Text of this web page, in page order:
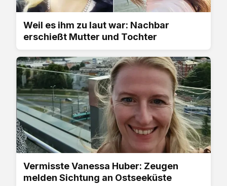
Weil es ihm zu laut war: Nachbar
erschießt Mutter und Tochter
Vermisste Vanessa Huber: Zeugen
melden Sichtung an Ostseeküste